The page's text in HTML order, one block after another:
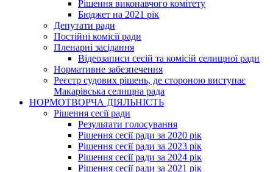
Рішення виконавчого комітету
Бюджет на 2021 рік
Депутати ради
Постійні комісії ради
Пленарні засідання
Відеозаписи сесій та комісій селищної ради
Нормативне забезпечення
Реєстр судових рішень, де стороною виступає
Макарівська селищна рада
НОРМОТВОРЧА ДІЯЛЬНІСТЬ
Рішення сесії ради
Результати голосування
Рішення сесії ради за 2020 рік
Рішення сесії ради за 2023 рік
Рішення сесії ради за 2024 рік
Рішення сесії ради за 2021 рік